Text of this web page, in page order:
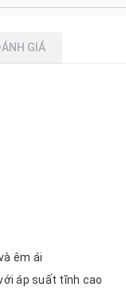
GIÁ
êm ái
áp suất tĩnh cao